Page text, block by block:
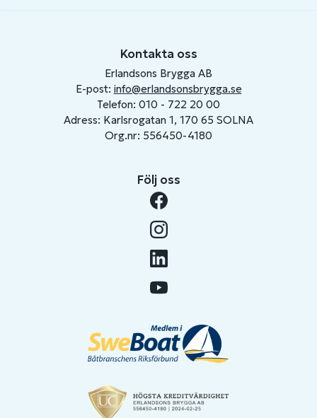
Kontakta oss
Erlandsons Brygga AB
E-post: info@erlandsonsbrygga.se
Telefon: 010 - 722 20 00
Adress: Karlsrogatan 1, 170 65 SOLNA
Org.nr: 556450-4180
Följ oss